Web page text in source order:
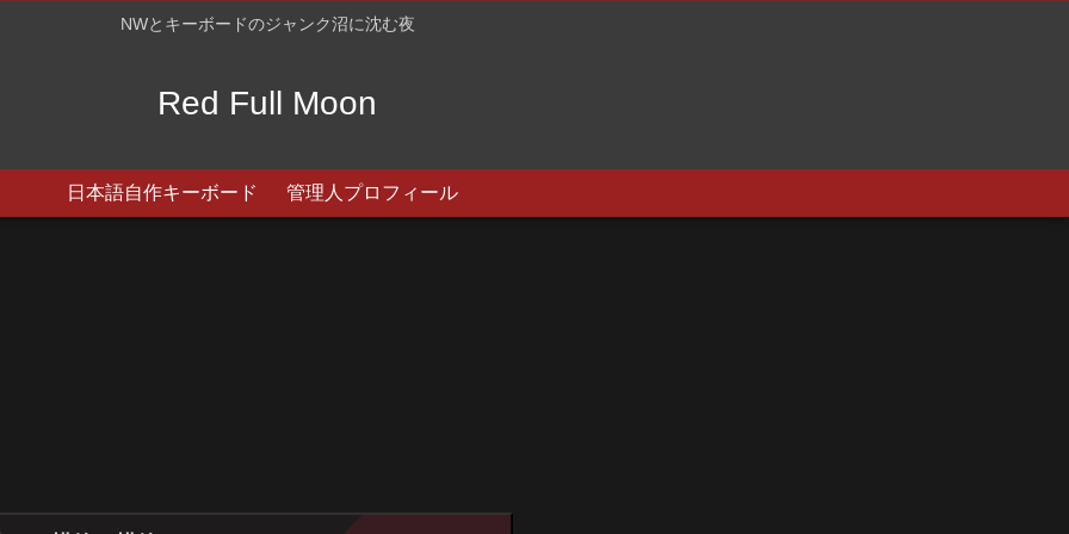
NWとキーボードのジャンク沼に沈む夜
Red Full Moon
日本語自作キーボード 管理人プロフィール